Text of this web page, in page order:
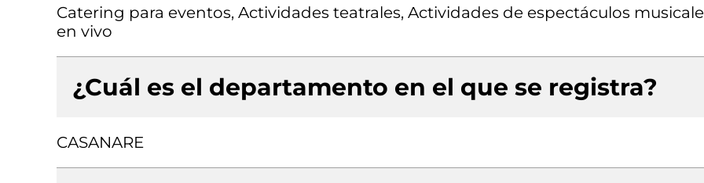
Catering para eventos, Actividades teatrales, Actividades de espectáculos
en vivo
¿Cuál es el departamento en el que se registra?
CASANARE